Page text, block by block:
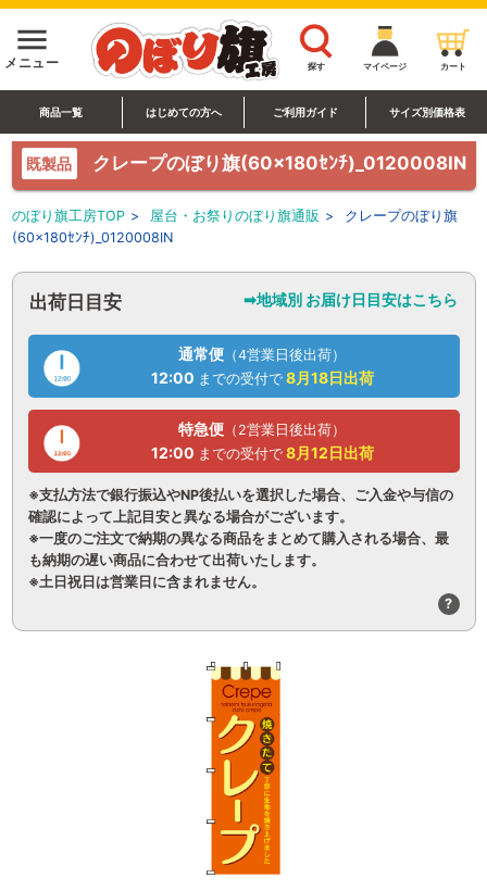
menu
メニュー 探す マイページ カート
商品一覧 はじめての方へ ご利用ガイド サイズ別価格表
既製品 クレープのぼり旗(60×180ｾﾝﾁ)_0120008IN
のぼり旗工房TOP > 屋台・お祭りのぼり旗通販 >
クレープのぼり旗
(60×180ｾﾝﾁ)_0120008IN
出荷日目安 ➡地域別 お届け日目安はこちら
通常便 （4営業日後出荷）
12:00 までの受付で 8月18日出荷
特急便 （2営業日後出荷）
12:00 までの受付で 8月12日出荷
※支払方法で銀行振込やNP後払いを選択した場合、ご入金や与信の
確認によって上記目安と異なる場合がございます。
※一度のご注文で納期の異なる商品をまとめて購入される場合、最
も納期の遅い商品に合わせて出荷いたします。
※土日祝日は営業日に含まれません。
?